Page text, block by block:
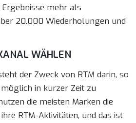
mehr als
20.000 Wiederholungen und
WÄHLEN
der Zweck von RTM darin, so
in kurzer Zeit zu
die meisten Marken die
RTM-Aktivitäten, und das ist